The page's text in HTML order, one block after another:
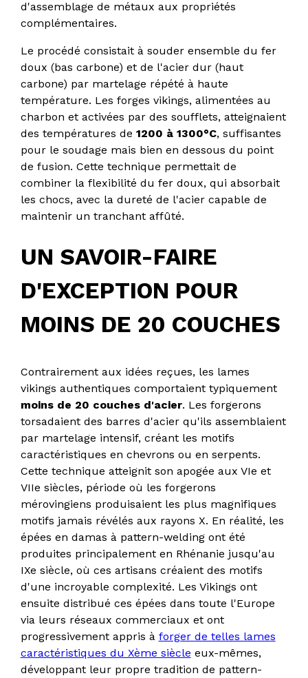
d'assemblage de métaux aux propriétés
complémentaires.
Le procédé consistait à souder ensemble du fer
doux (bas carbone) et de l'acier dur (haut
carbone) par martelage répété à haute
température. Les forges vikings, alimentées au
charbon et activées par des soufflets, atteignaient
des températures de 1200 à 1300°C, suffisantes
pour le soudage mais bien en dessous du point
de fusion. Cette technique permettait de
combiner la flexibilité du fer doux, qui absorbait
les chocs, avec la dureté de l'acier capable de
maintenir un tranchant affûté.
UN SAVOIR-FAIRE
D'EXCEPTION POUR
MOINS DE 20 COUCHES
Contrairement aux idées reçues, les lames
vikings authentiques comportaient typiquement
moins de 20 couches d'acier. Les forgerons
torsadaient des barres d'acier qu'ils assemblaient
par martelage intensif, créant les motifs
caractéristiques en chevrons ou en serpents.
Cette technique atteignit son apogée aux VIe et
VIIe siècles, période où les forgerons
mérovingiens produisaient les plus magnifiques
motifs jamais révélés aux rayons X. En réalité, les
épées en damas à pattern-welding ont été
produites principalement en Rhénanie jusqu'au
IXe siècle, où ces artisans créaient des motifs
d'une incroyable complexité. Les Vikings ont
ensuite distribué ces épées dans toute l'Europe
via leurs réseaux commerciaux et ont
progressivement appris à forger de telles lames
caractéristiques du Xème siècle eux-mêmes,
développant leur propre tradition de pattern-